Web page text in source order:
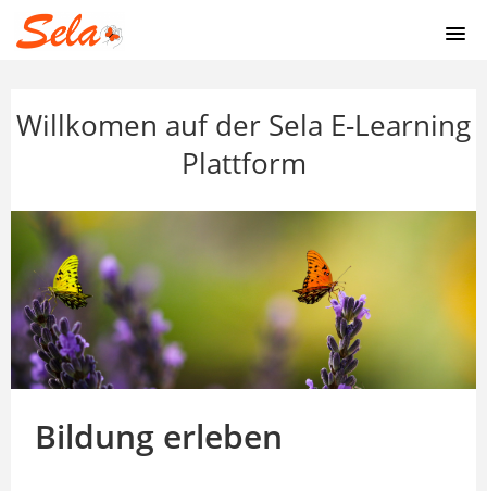
ONLINE KURSE
HORMONE
MYKOTHERAPIE
REGISTRIERUNG
ANMELDUNG
Willkomen auf der Sela E-Learning
Plattform
Bildung erleben